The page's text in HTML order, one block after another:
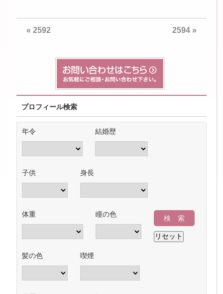
«2592 2594»
プロフィール検索
年令 結婚歴
子供 身長
体重 瞳の色
髪の色 喫煙